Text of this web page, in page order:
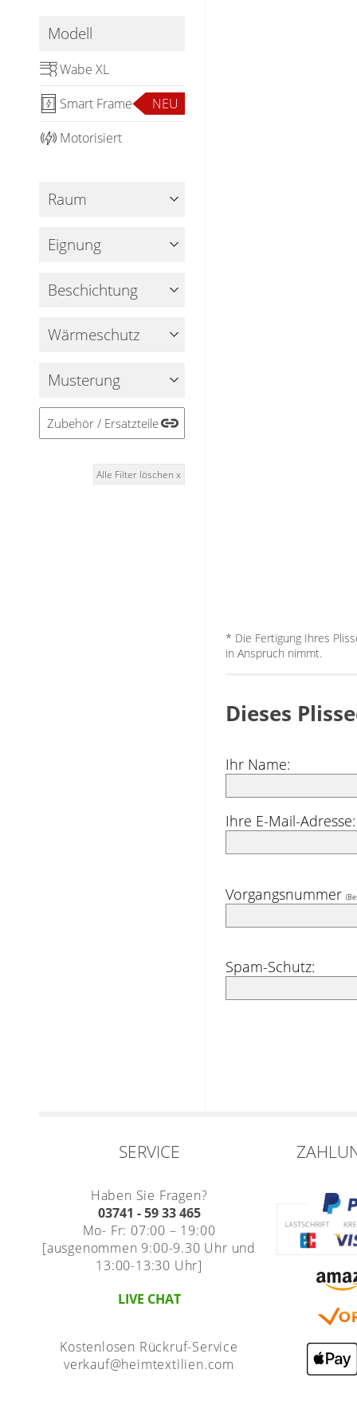
Panneaux
Modell
Wabe XL
Smart Frame
NEU
Motorisiert
Raum
Eignung
Beschichtung
Wärmeschutz
Musterung
Zubehör / Ersatzteile
Alle Filter löschen x
* Die Fertigung Ihres
in Anspruch nimmt.
Dieses
Ihr Name:
Ihre E-Mail-Adresse:
Vorgangsnummer
Spam-Schutz:
SERVICE
Haben Sie Fragen?
03741 - 59 33 465
Mo- Fr: 07:00 – 19:00
[ausgenommen 9:00-9.30 Uhr und
13:00-13:30 Uhr]
LIVE CHAT
Kostenlosen Rückruf-Service
verkauf@heimtextilien.com